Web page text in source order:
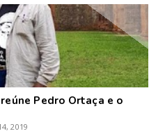
Pedro Ortaça e o
2019